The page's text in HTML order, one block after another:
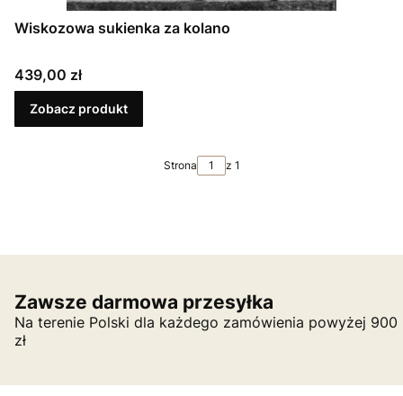
Wiskozowa sukienka za kolano
Cena
439,00 zł
Zobacz produkt
Strona z 1
Zawsze darmowa przesyłka
Na terenie Polski dla każdego zamówienia powyżej 900
zł